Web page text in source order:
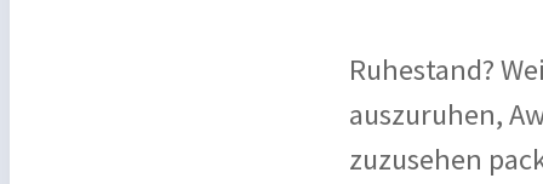
Ruhestand?
auszuruhen,
zuzusehen